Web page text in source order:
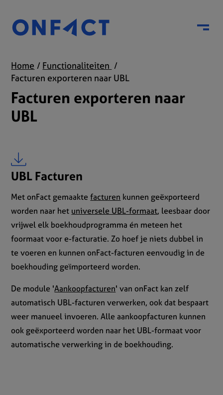
Menu
Home
Functionaliteiten
Facturen exporteren naar UBL
Facturen exporteren naar
UBL
UBL Facturen
Met onFact gemaaktefacturen kunnen geëxporteerd
worden naar het universele UBL-formaat, leesbaar door
vrijwel elk boekhoudprogramma én meteen het
foormaat voor e-facturatie. Zo hoef je niets dubbel in
te voeren en kunnen onFact-facturen eenvoudig in de
boekhouding geïmporteerd worden.
De module 'Aankoopfacturen' van onFact kan zelf
automatisch UBL-facturen verwerken, ook dat bespaart
weer manueel invoeren. Alle aankoopfacturen kunnen
ook geëxporteerd worden naar het UBL-formaat voor
automatische verwerking in de boekhouding.